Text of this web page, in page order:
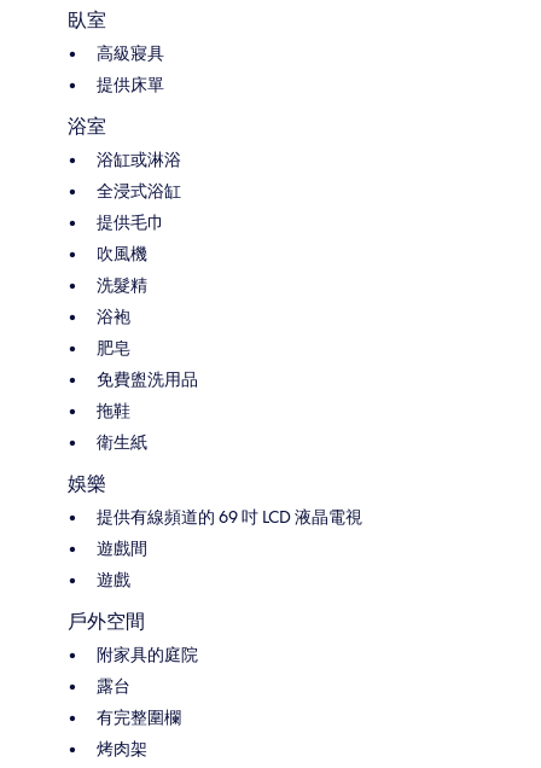
臥室
高級寢具
提供床單
浴室
浴缸或淋浴
全浸式浴缸
提供毛巾
吹風機
洗髮精
浴袍
肥皂
免費盥洗用品
拖鞋
衛生紙
娛樂
提供有線頻道的 69 吋 LCD 液晶電視
遊戲間
遊戲
戶外空間
附家具的庭院
露台
有完整圍欄
烤肉架